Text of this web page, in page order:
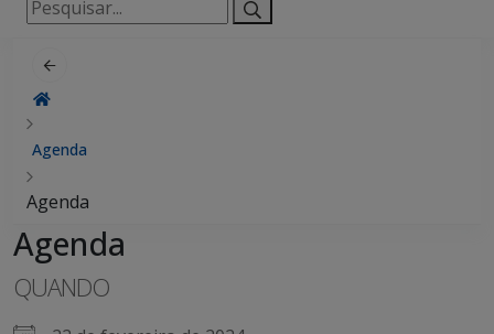
por:
Agenda
Agenda
Agenda
QUANDO